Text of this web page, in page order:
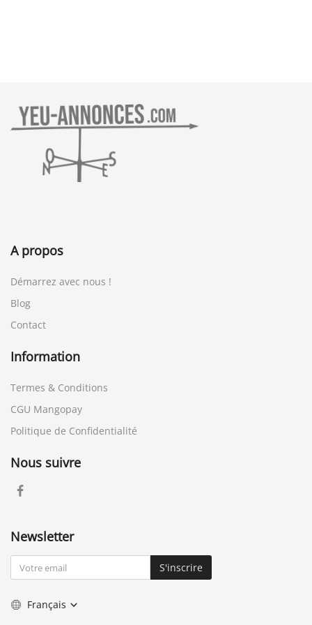
A propos
Démarrez avec nous !
Blog
Contact
Information
Termes & Conditions
CGU Mangopay
Politique de Confidentialité
Nous suivre
Newsletter
S'inscrire
Français